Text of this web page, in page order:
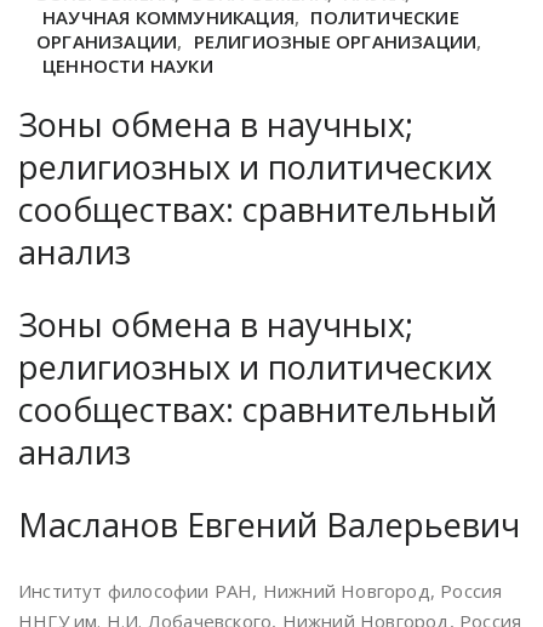
НАУЧНАЯ КОММУНИКАЦИЯ, ПОЛИТИЧЕСКИЕ
ОРГАНИЗАЦИИ, РЕЛИГИОЗНЫЕ ОРГАНИЗАЦИИ,
ЦЕННОСТИ НАУКИ
Зоны обмена в научных;
религиозных и политических
сообществах: сравнительный
анализ
Зоны обмена в научных;
религиозных и политических
сообществах: сравнительный
анализ
Масланов Евгений Валерьевич
Институт философии РАН, Нижний Новгород, Россия
ННГУ им. Н.И. Лобачевского, Нижний Новгород, Россия